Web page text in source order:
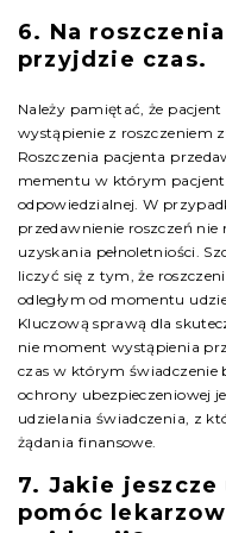
6. Na
przyjdzie czas.
Należy pamiętać, że
wystąpienie z roszczeniem
Roszczenia pacjenta
mementu w którym pacjent
odpowiedzialnej. W
przedawnienie roszczeń nie
uzyskania pełnoletniości.
liczyć się z tym, że
odległym od momentu
Kluczową sprawą dla
nie moment wystąpienia
czas w którym świadczenie
ochrony ubezpieczeniowej
udzielania świadczenia, z
żądania finansowe.
7. Jakie
pomóc